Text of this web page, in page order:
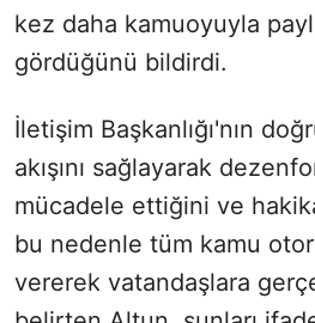
kez daha kamuoyuyla
gördüğünü bildirdi.
İletişim Başkanlığı'nın
akışını sağlayarak
mücadele ettiğini ve
bu nedenle tüm kamu
vererek vatandaşlara